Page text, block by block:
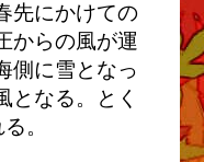
先にかけての
からの風が運
側に雪となっ
となる。とく
。